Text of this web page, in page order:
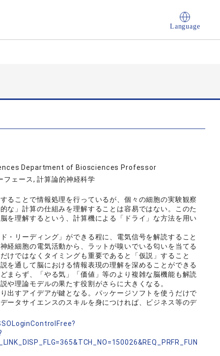
Language
Department of Biosciences Professor
フェース, 計算論的神経科学
ることで情報処理を行っているが、個々の細胞の実験観察
な」計算の仕組みを理解することは容易ではない。このた
を理解するという、計算機による「ドライ」な方法を用い
リーディング」ができる程に、電気信号を解読すること
経細胞の電気活動から、ラットが嗅いでいる匂いを当てる
けではなくタイミングも重要であると「仮説」すること
を通して脳における情報表現の理解を深めることができる
まらず、「やる気」「価値」等のより複雑な脳機能も解読
や理論モデルの果たす役割がさらに大きくなる。
出すアイデアが鍵となる。パッケージソフトを使うだけで
ータサイエンスのスキルを身につければ、ビジネス等のデ